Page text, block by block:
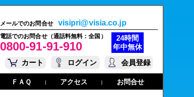
メールでのお問合せ visipri@visia.co.jp
電話でのお問合せ（通話料無料：全国）
0800-91-91-910
24時間
年中無休
カート
ログイン 会員登録
ＦＡＱ | アクセス | お問合せ